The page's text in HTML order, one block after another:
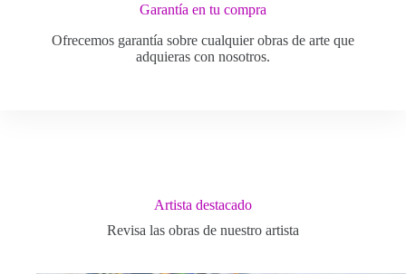
Garantía en tu compra
Ofrecemos garantía sobre cualquier obras de arte que
adquieras con nosotros.
Artista destacado
Revisa las obras de nuestro artista